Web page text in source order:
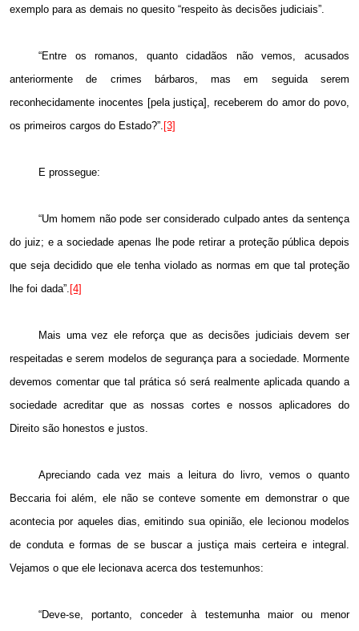
exemplo para as demais no quesito “respeito às decisões judiciais”.
“Entre os romanos, quanto cidadãos não vemos, acusados
anteriormente de crimes bárbaros, mas em seguida serem
reconhecidamente inocentes [pela justiça], receberem do amor do povo,
os primeiros cargos do Estado?”. [3]
E prossegue:
“Um homem não pode ser considerado culpado antes da sentença
do juiz; e a sociedade apenas lhe pode retirar a proteção pública depois
que seja decidido que ele tenha violado as normas em que tal proteção
lhe foi dada”. [4]
Mais uma vez ele reforça que as decisões judiciais devem ser
respeitadas e serem modelos de segurança para a sociedade. Mormente
devemos comentar que tal prática só será realmente aplicada quando a
sociedade acreditar que as nossas cortes e nossos aplicadores do
Direito são honestos e justos.
Apreciando cada vez mais a leitura do livro, vemos o quanto
Beccaria foi além, ele não se conteve somente em demonstrar o que
acontecia por aqueles dias, emitindo sua opinião, ele lecionou modelos
de conduta e formas de se buscar a justiça mais certeira e integral.
Vejamos o que ele lecionava acerca dos testemunhos:
“Deve-se, portanto, conceder à testemunha maior ou menor